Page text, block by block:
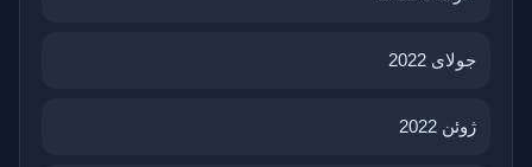
جولای 2022
ژوئن 2022